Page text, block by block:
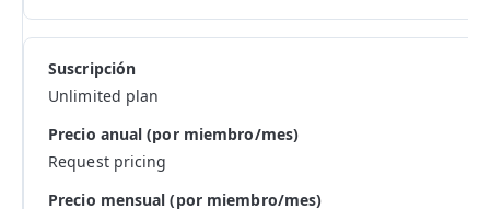
Unlimited plan
Request pricing